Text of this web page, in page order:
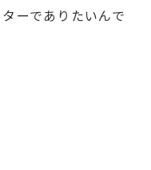
ーでありたいんで